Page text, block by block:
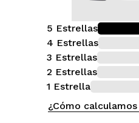
5 Estrellas
4 Estrellas
3 Estrellas
2 Estrellas
1 Estrella
¿Cómo